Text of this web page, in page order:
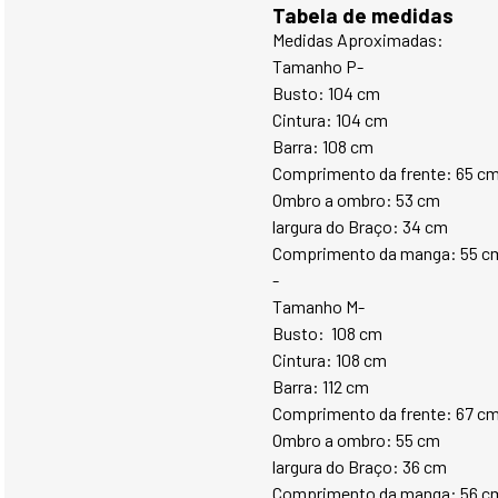
Tabela de medidas
Medidas Aproximadas:
Tamanho P-
Busto: 104 cm
Cintura: 104 cm
Barra: 108 cm
Comprimento da frente: 65
Ombro a ombro: 53 cm
largura do Braço: 34 cm
Comprimento da manga: 55
-
Tamanho M-
Busto:  108 cm
Cintura: 108 cm
Barra: 112 cm
Comprimento da frente: 67
Ombro a ombro: 55 cm
largura do Braço: 36 cm
Comprimento da manga: 56